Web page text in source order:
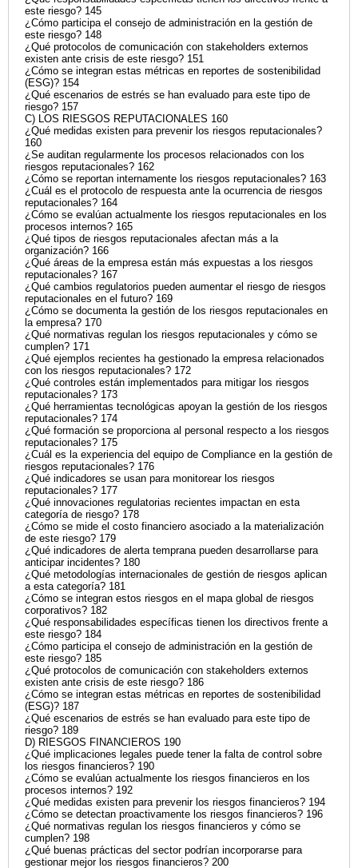
este riesgo? 145
¿Cómo participa el consejo de administración en la gestión de
este riesgo? 148
¿Qué protocolos de comunicación con stakeholders externos
existen ante crisis de este riesgo? 151
¿Cómo se integran estas métricas en reportes de sostenibilidad
(ESG)? 154
¿Qué escenarios de estrés se han evaluado para este tipo de
riesgo? 157
C) LOS RIESGOS REPUTACIONALES 160
¿Qué medidas existen para prevenir los riesgos reputacionales?
160
¿Se auditan regularmente los procesos relacionados con los
riesgos reputacionales? 162
¿Cómo se reportan internamente los riesgos reputacionales? 163
¿Cuál es el protocolo de respuesta ante la ocurrencia de riesgos
reputacionales? 164
¿Cómo se evalúan actualmente los riesgos reputacionales en los
procesos internos? 165
¿Qué tipos de riesgos reputacionales afectan más a la
organización? 166
¿Qué áreas de la empresa están más expuestas a los riesgos
reputacionales? 167
¿Qué cambios regulatorios pueden aumentar el riesgo de riesgos
reputacionales en el futuro? 169
¿Cómo se documenta la gestión de los riesgos reputacionales en
la empresa? 170
¿Qué normativas regulan los riesgos reputacionales y cómo se
cumplen? 171
¿Qué ejemplos recientes ha gestionado la empresa relacionados
con los riesgos reputacionales? 172
¿Qué controles están implementados para mitigar los riesgos
reputacionales? 173
¿Qué herramientas tecnológicas apoyan la gestión de los riesgos
reputacionales? 174
¿Qué formación se proporciona al personal respecto a los riesgos
reputacionales? 175
¿Cuál es la experiencia del equipo de Compliance en la gestión de
riesgos reputacionales? 176
¿Qué indicadores se usan para monitorear los riesgos
reputacionales? 177
¿Qué innovaciones regulatorias recientes impactan en esta
categoría de riesgo? 178
¿Cómo se mide el costo financiero asociado a la materialización
de este riesgo? 179
¿Qué indicadores de alerta temprana pueden desarrollarse para
anticipar incidentes? 180
¿Qué metodologías internacionales de gestión de riesgos aplican
a esta categoría? 181
¿Cómo se integran estos riesgos en el mapa global de riesgos
corporativos? 182
¿Qué responsabilidades específicas tienen los directivos frente a
este riesgo? 184
¿Cómo participa el consejo de administración en la gestión de
este riesgo? 185
¿Qué protocolos de comunicación con stakeholders externos
existen ante crisis de este riesgo? 186
¿Cómo se integran estas métricas en reportes de sostenibilidad
(ESG)? 187
¿Qué escenarios de estrés se han evaluado para este tipo de
riesgo? 189
D) RIESGOS FINANCIEROS 190
¿Qué implicaciones legales puede tener la falta de control sobre
los riesgos financieros? 190
¿Cómo se evalúan actualmente los riesgos financieros en los
procesos internos? 192
¿Qué medidas existen para prevenir los riesgos financieros? 194
¿Cómo se detectan proactivamente los riesgos financieros? 196
¿Qué normativas regulan los riesgos financieros y cómo se
cumplen? 198
¿Qué buenas prácticas del sector podrían incorporarse para
gestionar mejor los riesgos financieros? 200